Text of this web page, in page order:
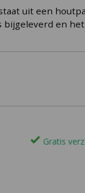
uit een
bijgeleverd en
Gratis